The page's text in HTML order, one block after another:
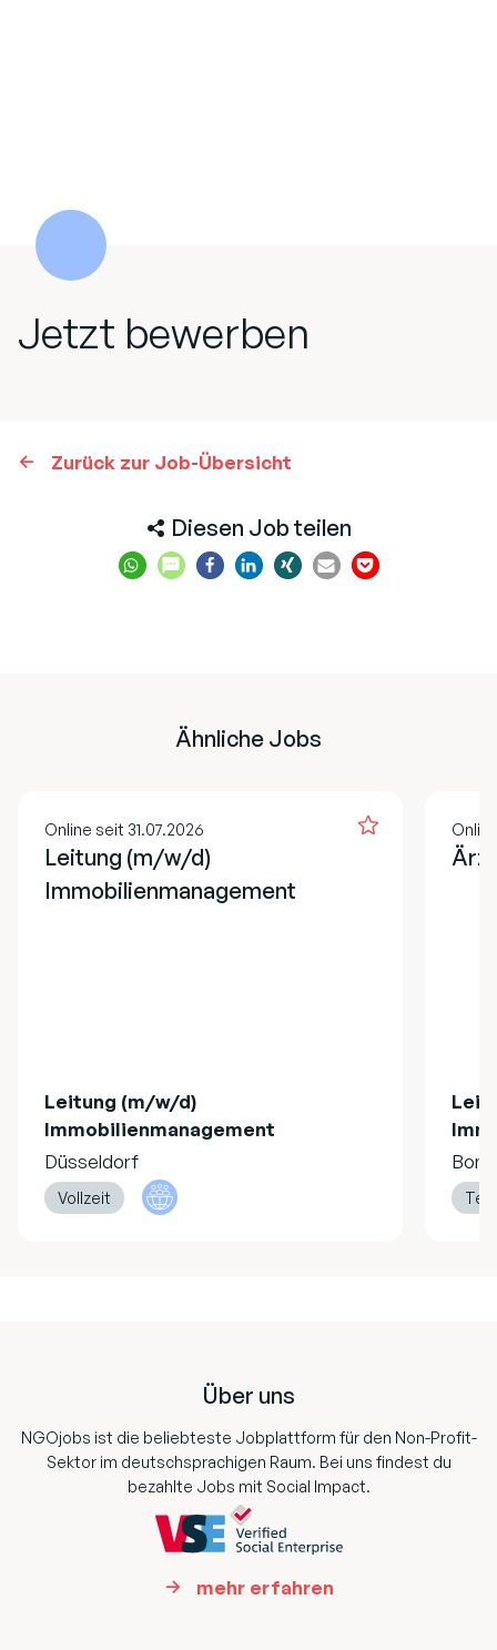
Jetzt bewerben
Zurück zur Job-Übersicht
Diesen Job teilen
Ähnliche Jobs
Online seit 31.07.2026
Leitung (m/w/d)
Immobilienmanagement
Leitung (m/w/d)
Immobilienmanagement
Düsseldorf
Vollzeit
Bonn
Über uns
NGOjobs ist die beliebteste Jobplattform für den Non-Profit-
Sektor im deutschsprachigen Raum. Bei uns findest du
bezahlte Jobs mit Social Impact.
mehr erfahren